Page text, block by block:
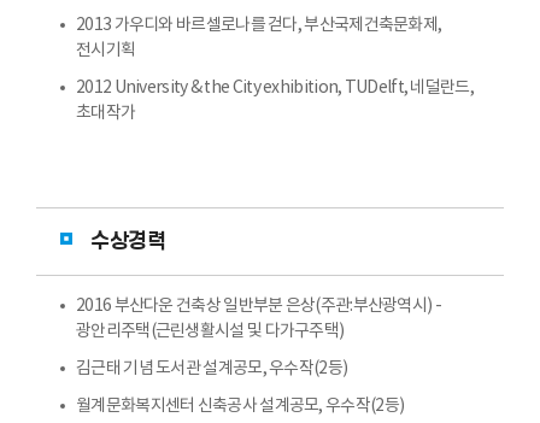
2013 가우디와 바르셀로나를 걷다, 부산국제건축문화제,
전시기획
2012 University & the City exhibition, TUDelft, 네덜란드,
초대작가
수상경력
2016 부산다운 건축상 일반부분 은상(주관:부산광역시) -
광안리주택(근린생활시설 및 다가구주택)
김근태 기념 도서관 설계공모, 우수작(2등)
월계문화복지센터 신축공사 설계공모, 우수작(2등)